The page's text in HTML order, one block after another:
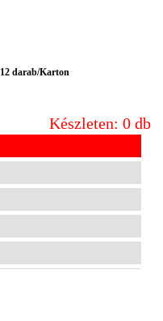
darab/Karton
Készleten: 0 db